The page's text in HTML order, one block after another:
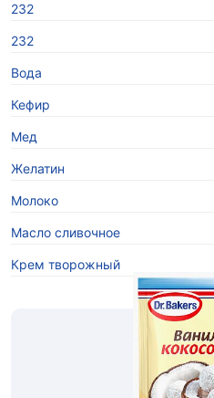
232
232
Вода
Кефир
Мед
Желатин
Молоко
Масло сливочное
Крем творожный